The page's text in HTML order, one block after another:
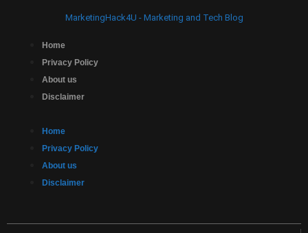
MarketingHack4U - Marketing and Tech Blog
Home
Privacy Policy
About us
Disclaimer
Home
Privacy Policy
About us
Disclaimer